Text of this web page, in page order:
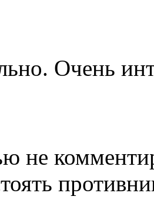
Очень
не